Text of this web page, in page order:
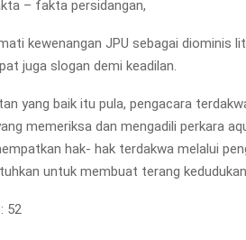
– fakta persidangan,
kewenangan JPU sebagai diominis
juga slogan demi keadilan.
yang baik itu pula, pengacara
memeriksa dan mengadili perkara
hak- hak terdakwa melalui
untuk membuat terang
52